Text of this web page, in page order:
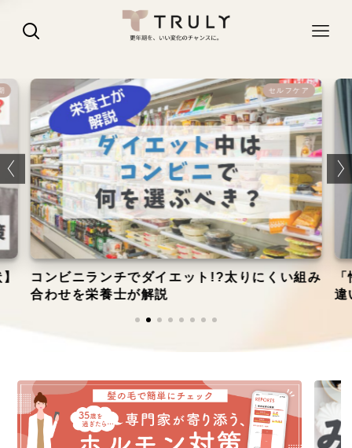
セルフケア
コンビニランチでダイエット!?太りにくい組み
合わせを栄養士が解説
違